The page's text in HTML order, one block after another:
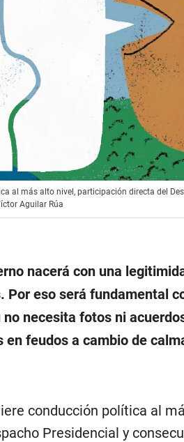
al más alto nivel, participación directa del
Aguilar Rúa
nacerá con una
Por eso será fundamental
necesita fotos ni
feudos a cambio de
conducción política al
Presidencial y